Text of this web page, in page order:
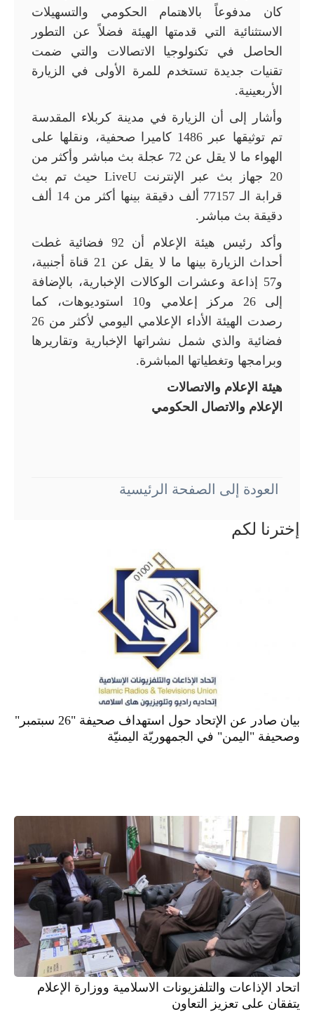
كان مدفوعاً بالاهتمام الحكومي والتسهيلات
الاستثنائية التي قدمتها الهيئة فضلاً عن التطور
الحاصل في تكنولوجيا الاتصالات والتي ضمت
تقنيات جديدة تستخدم للمرة الأولى في الزيارة
الأربعينية.
وأشار إلى أن الزيارة في مدينة كربلاء المقدسة
تم توثيقها عبر 1486 كاميرا صحفية، ونقلها على
الهواء ما لا يقل عن 72 عجلة بث مباشر وأكثر من
20 جهاز بث عبر الإنترنت LiveU حيث تم بث
قرابة الـ 77157 ألف دقيقة بينها أكثر من 14 ألف
دقيقة بث مباشر.
وأكد رئيس هيئة الإعلام أن 92 فضائية غطت
أحداث الزيارة بينها ما لا يقل عن 21 قناة أجنبية،
و57 إذاعة وعشرات الوكالات الإخبارية، بالإضافة
إلى 26 مركز إعلامي و10 استوديوهات، كما
رصدت الهيئة الأداء الإعلامي اليومي لأكثر من 26
فضائية والذي شمل نشراتها الإخبارية وتقاريرها
وبرامجها وتغطياتها المباشرة.
هيئة الإعلام والاتصالات
الإعلام والاتصال الحكومي
العودة إلى الصفحة الرئيسية
إخترنا لكم
بيان صادر عن الإتحاد حول استهداف صحيفة "26 سبتمبر"
وصحيفة "اليمن" في الجمهوريّة اليمنيّة
اتحاد الإذاعات والتلفزيونات الاسلامية ووزارة الإعلام
يتفقان على تعزيز التعاون